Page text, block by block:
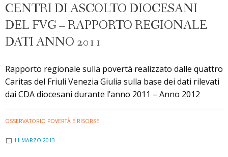
CENTRI DI ASCOLTO DIOCESANI
DEL FVG – RAPPORTO REGIONALE
DATI ANNO 2011
Rapporto regionale sulla povertà realizzato dalle quattro
Caritas del Friuli Venezia Giulia sulla base dei dati rilevati
dai CDA diocesani durante l’anno 2011 – Anno 2012
OSSERVATORIO POVERTÀ E RISORSE
11 MARZO 2013